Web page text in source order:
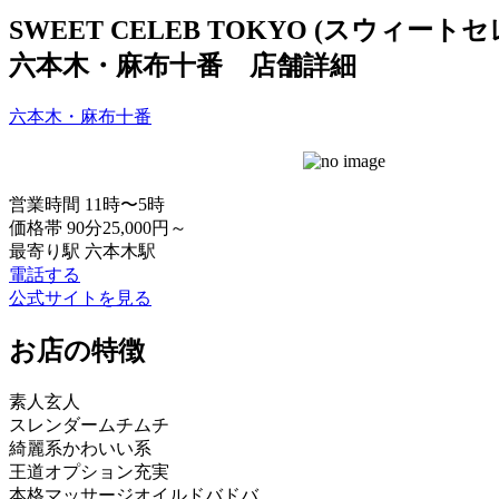
SWEET CELEB TOKYO (スウィート
六本木・麻布十番 店舗詳細
六本木・麻布十番
営業時間 11時〜5時
価格帯 90分25,000円～
最寄り駅 六本木駅
電話する
公式サイトを見る
お店の特徴
素人 玄人
スレンダー ムチムチ
綺麗系かわいい系
王道オプション充実
本格マッサージオイルドバドバ